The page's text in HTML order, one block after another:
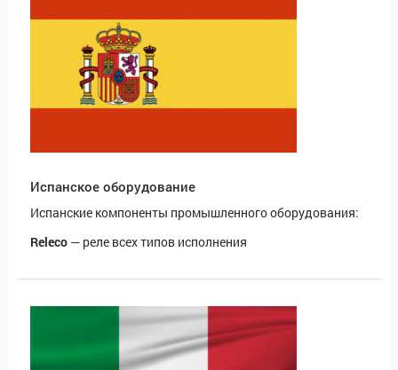
Испанское оборудование
Испанские компоненты промышленного оборудования:
Releco — реле всех типов исполнения